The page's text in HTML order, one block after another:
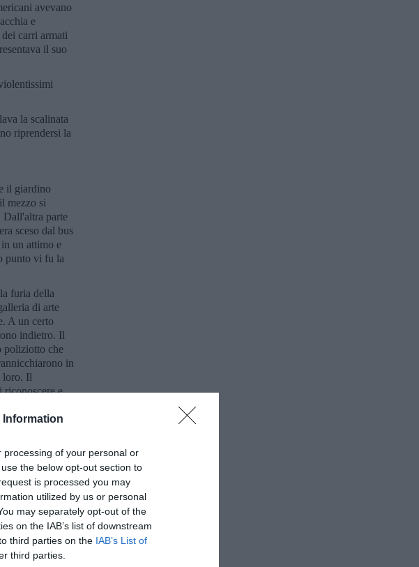
Information
of your personal or
the below opt-out section to
is processed you may
utilized by us or personal
may separately opt-out of the
on the IAB’s list of downstream
third parties on the IAB’s List of
third parties.
avevano
e
carri armati
il suo
la scalinata
riprendersi la
il giardino
mezzo si
Dall'altra parte
sceso dal bus
un attimo e
punto vi fu la
furia della
di arte
A un certo
indietro. Il
poliziotto che
in
loro. Il
riconoscere e
divisa
al suo
Giulia. Un
i tre
volta giunti
da un
a loro
far ritorno a